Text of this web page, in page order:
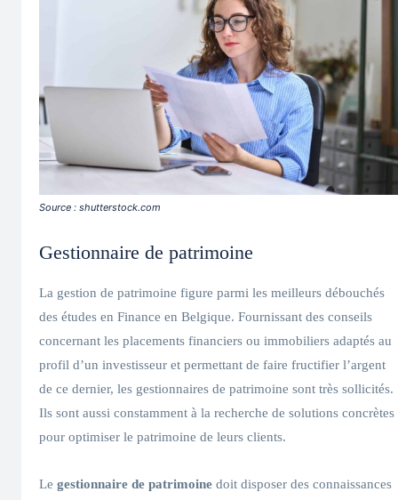
Source : shutterstock.com
Gestionnaire de patrimoine
La gestion de patrimoine figure parmi les meilleurs débouchés
des études en Finance en Belgique. Fournissant des conseils
concernant les placements financiers ou immobiliers adaptés au
profil d’un investisseur et permettant de faire fructifier l’argent
de ce dernier, les gestionnaires de patrimoine sont très sollicités.
Ils sont aussi constamment à la recherche de solutions concrètes
pour optimiser le patrimoine de leurs clients.
Le gestionnaire de patrimoine doit disposer des connaissances